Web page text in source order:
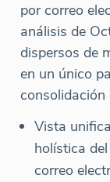
por correo
análisis de
dispersos de
en un único
consolidación
Vista
holística
correo